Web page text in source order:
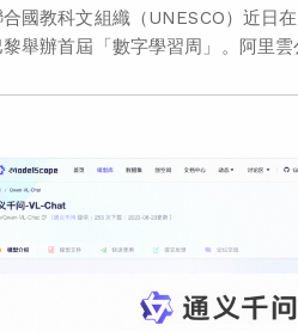
合國教科文組織（UNESCO）近日
黎舉辦首屆「數字學習周」。阿里